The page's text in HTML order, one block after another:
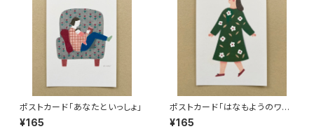
ポストカード「あなたといっしょ」
¥165
ポストカード「はなもようのワン
ピース」
¥165